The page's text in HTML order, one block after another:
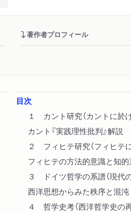
著作者プロフィール
目次
１ カント研究（カントに於
カント『実践理性批判』解説
２ フィヒテ研究（フィヒテ
フィヒテの方法的意識と知
３ ドイツ哲学の系譜（現代
西洋思想からみた秩序と混
４ 哲学史考（西洋哲学史の